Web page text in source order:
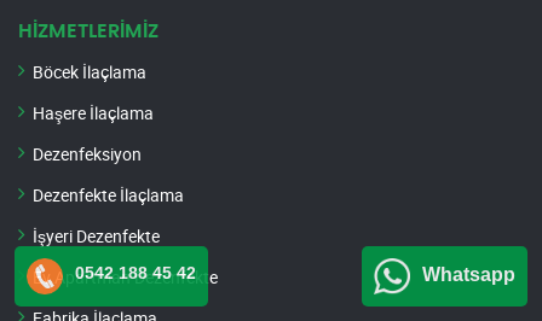
HİZMETLERİMİZ
Böcek İlaçlama
Haşere İlaçlama
Dezenfeksiyon
Dezenfekte İlaçlama
İşyeri Dezenfekte
Ev Apartman Dezenfekte
0542 188 45 42 Whatsapp